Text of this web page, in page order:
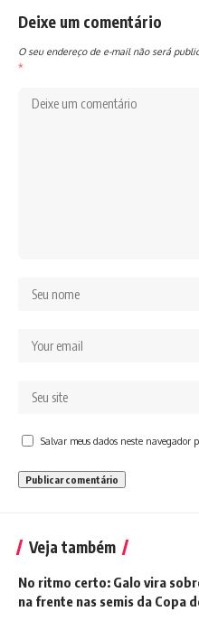
Deixe um comentário
O seu endereço de e-mail não será
*
Salvar meus dados neste navegador
Veja também
No ritmo certo: Galo vira
na frente nas semis da Copa